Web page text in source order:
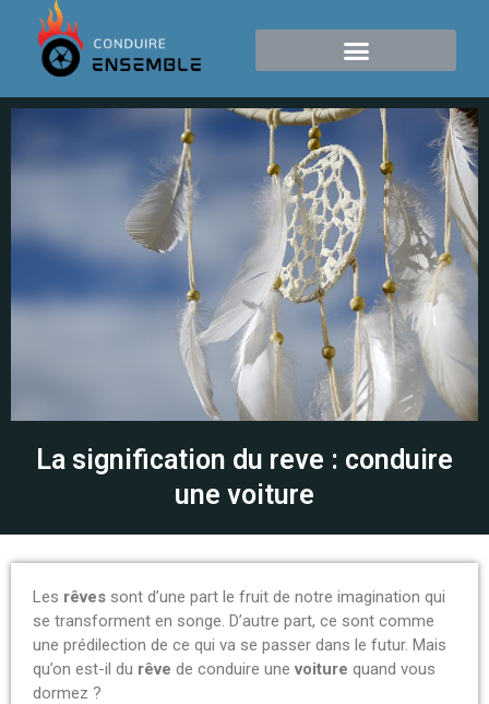
La signification du reve : conduire
une voiture
Les rêves sont d’une part le fruit de notre imagination qui
se transforment en songe. D’autre part, ce sont comme
une prédilection de ce qui va se passer dans le futur. Mais
qu’on est-il du rêve de conduire unevoiture quand vous
dormez ?